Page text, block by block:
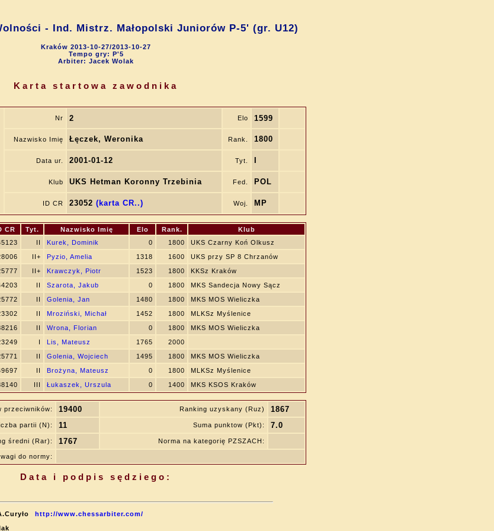
- Ind. Mistrz. Małopolski Juniorów P-5' (gr. U12)
Kraków 2013-10-27/2013-10-27
Tempo gry: P'5
Arbiter: Jacek Wolak
Karta startowa zawodnika
Nr 2 Elo 1599
Nazwisko Imię Łęczek, Weronika Rank. 1800
Data ur. 2001-01-12 Tyt.
Klub UKS Hetman Koronny Trzebinia Fed. POL
ID CR 23052 (karta CR..) Woj. MP
CR Tyt. Nazwisko Imię Elo Rank.
Klub
II Kurek, Dominik 0 1800
UKS Czarny Koń Olkusz
II+ Pyzio, Amelia 1318 1600
UKS przy SP 8 Chrzanów
II+ Krawczyk, Piotr 1523 1800
KKSz Kraków
II Szarota, Jakub 0 1800
MKS Sandecja Nowy Sącz
II Golenia, Jan 1480 1800
MKS MOS Wieliczka
II Mroziński, Michał 1452 1800
MLKSz Myślenice
II Wrona, Florian 0 1800
MKS MOS Wieliczka
I Lis, Mateusz 1765
2000
II Golenia, Wojciech 1495 1800
MKS MOS Wieliczka
II Brożyna, Mateusz 0 1800
MLKSz Myślenice
III Łukaszek, Urszula 0 1400 MKS KSOS Kraków
przeciwników: 19400 Ranking uzyskany (Ruz) 1867
partii (N): 11 Suma punktow (Pkt): 7.0
średni (Rar): 1767 Norma na kategorię PZSZACH:
do normy:
Data i podpis sędziego:
http://www.chessarbiter.com/